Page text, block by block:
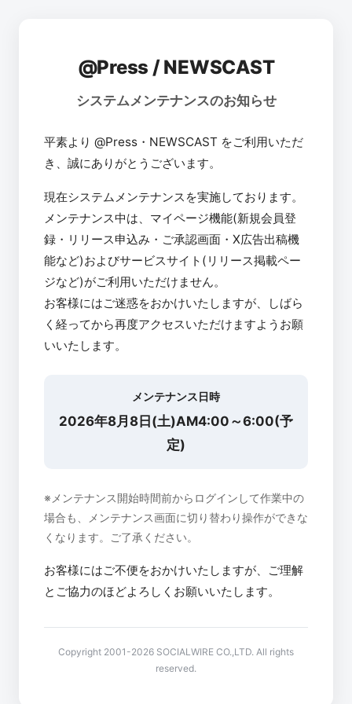
@Press / NEWSCAST
システムメンテナンスのお知らせ
平素より @Press・NEWSCAST をご利用いただ
き、誠にありがとうございます。
現在システムメンテナンスを実施しております。
メンテナンス中は、マイページ機能(新規会員登
録・リリース申込み・ご承認画面・X広告出稿機
能など)およびサービスサイト(リリース掲載ペー
ジなど)がご利用いただけません。
お客様にはご迷惑をおかけいたしますが、しばら
く経ってから再度アクセスいただけますようお願
いいたします。
メンテナンス日時
2026年8月8日(土)AM4:00～6:00(予
定)
※メンテナンス開始時間前からログインして作業中の
場合も、メンテナンス画面に切り替わり操作ができな
くなります。ご了承ください。
お客様にはご不便をおかけいたしますが、ご理解
とご協力のほどよろしくお願いいたします。
Copyright 2001-2026 SOCIALWIRE CO.,LTD. All rights
reserved.